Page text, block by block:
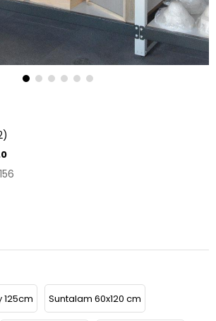
125cm Suntalam 60x120 cm